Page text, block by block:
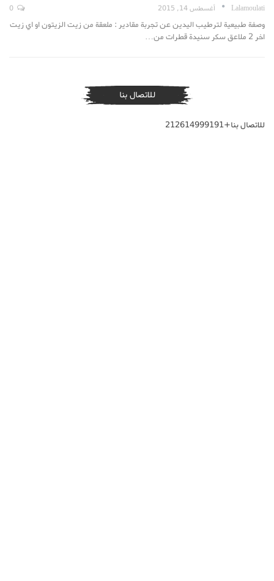
Lalamoulati أغسطس 14, 2015
وصفة طبيعية لترطيب اليدين عن تجربة مقادير : ملعقة من زيت الزيتون او اي زيت
اخر 2 ملاعق سكر سنيدة قطرات من…
للاتصال بنا
للاتصال بنا+212614999191